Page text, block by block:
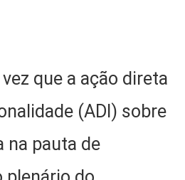
que a ação direta
(ADI) sobre
na pauta de